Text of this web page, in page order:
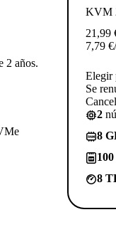
2 años.
KVM
21,99
7,79 €
Elegir
Se
2
8
8